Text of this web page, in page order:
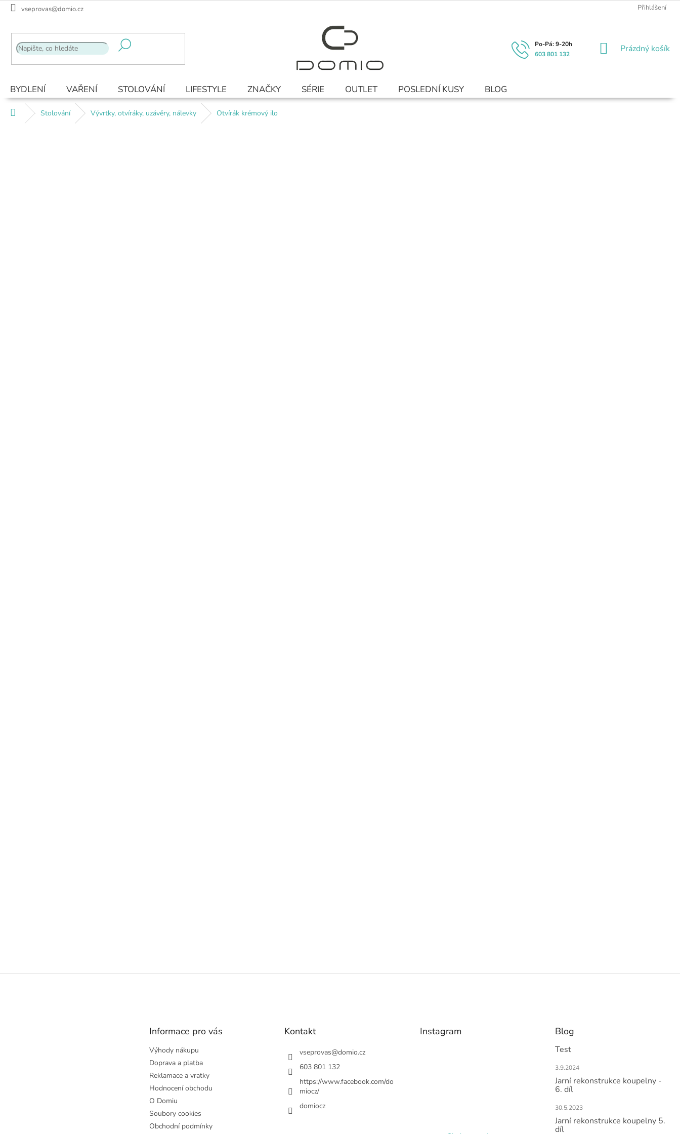
Přejít
vseprovas@domio.cz Přihlášení
603 801 132
NÁKUPNÍ
Prázdný košík
BYDLENÍ VAŘENÍ STOLOVÁNÍ LIFESTYLE ZNAČKY SÉRIE OUTLET POSLEDNÍ KUSY BLOG
Domů Stolování Vývrtky, otvíráky, uzávěry, nálevky Otvírák krémový ilo
Z
Informace pro vás
Výhody nákupu
Doprava a platba
Reklamace a vratky
Hodnocení obchodu
O Domiu
Soubory cookies
Obchodní podmínky
Kontakt
vseprovas@domio.cz
603 801 132
https://www.facebook.com/do
miocz/
domiocz
Instagram Blog
Test
3.9.2024
Jarní rekonstrukce koupelny -
6. díl
30.5.2023
Jarní rekonstrukce koupelny 5.
díl